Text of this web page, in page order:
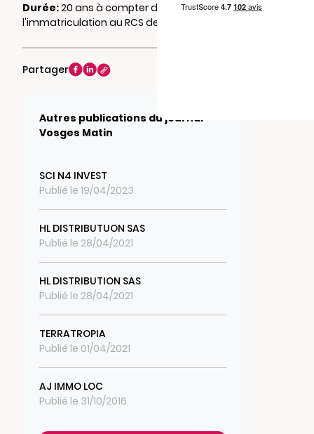
Durée:20 ans à compter de
l'immatriculation au RCS de EPINAL
Partager
Autres publications du journal
Vosges Matin
SCI N4 INVEST
Publié le 19/04/2023
HL DISTRIBUTUON SAS
Publié le 28/04/2021
HL DISTRIBUTION SAS
Publié le 28/04/2021
TERRATROPIA
Publié le 01/04/2021
AJ IMMO LOC
Publié le 31/10/2016